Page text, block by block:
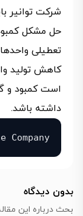
شرکت توانیر
حل مشکل
تعطیلی
کاهش تولید
است کمبود و
داشته باشد.
Company
بدون دیدگاه
بحث درباره این